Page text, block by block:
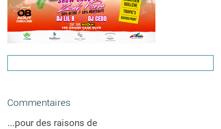
Commentaires
...pour des raisons de